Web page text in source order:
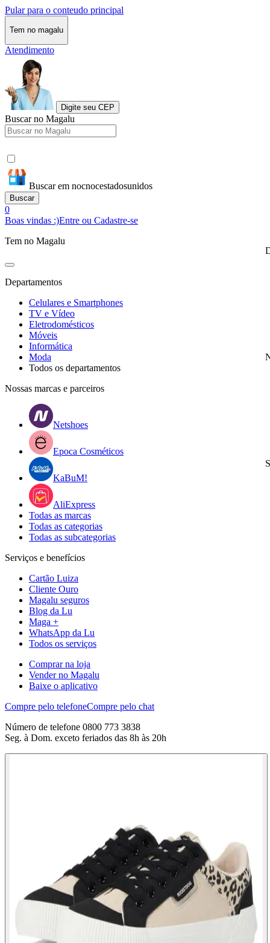
Pular para o conteudo principal
Tem no magalu
Atendimento
Digite seu CEP
Buscar no Magalu
Buscar em nocnocestadosunidos
Buscar
0
Boas vindas :)Entre ou Cadastre-se
Tem no Magalu
Departamentos
Celulares e Smartphones
TV e Vídeo
Eletrodomésticos
Móveis
Informática
Moda
Todos os departamentos
Nossas marcas e parceiros
Netshoes
Epoca Cosméticos
KaBuM!
AliExpress
Todas as marcas
Todas as categorias
Todas as subcategorias
Serviços e benefícios
Cartão Luiza
Cliente Ouro
Magalu seguros
Blog da Lu
Maga +
WhatsApp da Lu
Todos os serviços
Comprar na loja
Vender no Magalu
Baixe o aplicativo
Compre pelo telefoneCompre pelo chat
Número de telefone 0800 773 3838
Seg. à Dom. exceto feriados das 8h às 20h